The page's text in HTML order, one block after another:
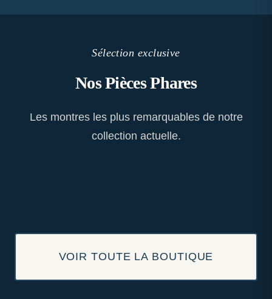
Sélection exclusive
Nos Pièces Phares
Les montres les plus remarquables de notre
collection actuelle.
VOIR TOUTE LA BOUTIQUE